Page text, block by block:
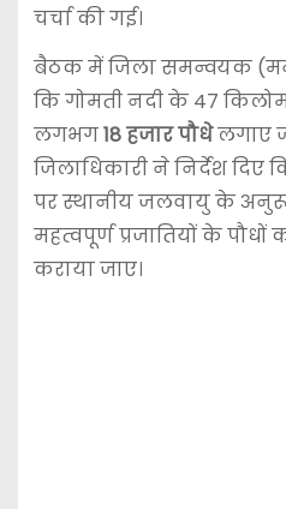
चर्चा की गई।
बैठक में जिला समन्वयक
कि गोमती नदी के 47
लगभग18 हजार पौधेलगाए
जिलाधिकारी ने निर्देश दिए
पर स्थानीय जलवायु के
महत्वपूर्ण प्रजातियों के
कराया जाए।